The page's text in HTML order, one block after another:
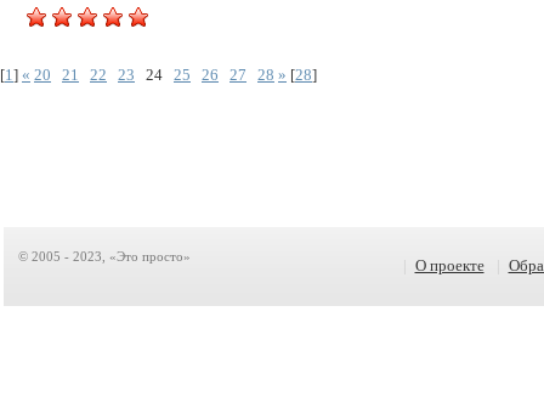
[1 ] « 20 21 22 23 24 25 26 27 28 » [28]
© 2005 - 2023, «Это просто» О проекте